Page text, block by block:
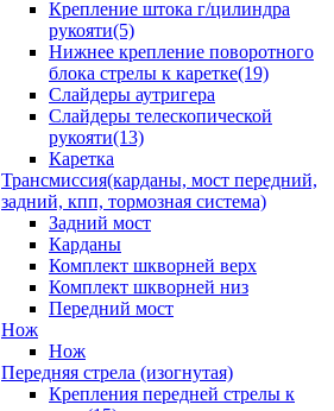
Крепление штока г/цилиндра
рукояти(5)
Нижнее крепление поворотного
блока стрелы к каретке(19)
Слайдеры аутригера
Слайдеры телескопической
рукояти(13)
Каретка
Трансмиссия(карданы, мост передний,
задний, кпп, тормозная система)
Задний мост
Карданы
Комплект шкворней верх
Комплект шкворней низ
Передний мост
Нож
Нож
Передняя стрела (изогнутая)
Крепления передней стрелы к